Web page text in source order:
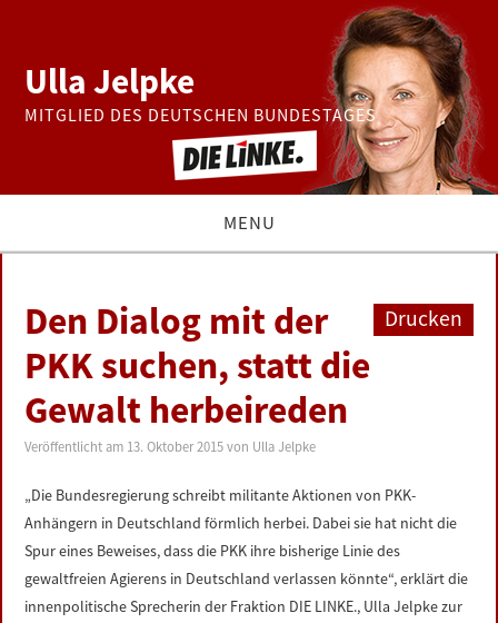
Ulla Jelpke
MITGLIED DES DEUTSCHEN BUNDESTAGES
MENU
BUNDESTAG
PRESSE
ZUR PERSON
LINKS
DATENSCHUTZERKLÄRUNG
Drucken
Den Dialog mit der
PKK suchen, statt die
Gewalt herbeireden
Veröffentlicht am 13. Oktober 2015 von Ulla Jelpke
„Die Bundesregierung schreibt militante Aktionen von PKK-
Anhängern in Deutschland förmlich herbei. Dabei sie hat nicht die
Spur eines Beweises, dass die PKK ihre bisherige Linie des
gewaltfreien Agierens in Deutschland verlassen könnte“, erklärt die
innenpolitische Sprecherin der Fraktion DIE LINKE., Ulla Jelpke zur